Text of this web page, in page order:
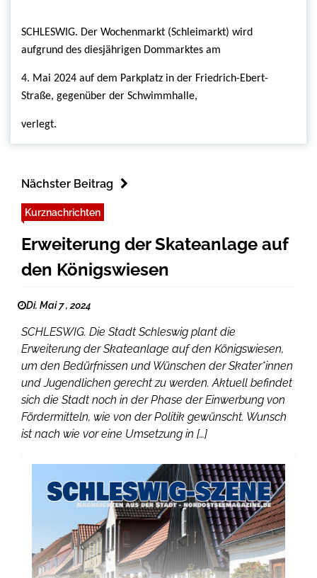
SCHLESWIG. Der Wochenmarkt (Schleimarkt) wird
aufgrund des diesjährigen Dommarktes am
4. Mai 2024 auf dem Parkplatz in der Friedrich-Ebert-
Straße, gegenüber der Schwimmhalle,
verlegt.
Nächster Beitrag
Kurznachrichten
Erweiterung der Skateanlage auf
den Königswiesen
Di. Mai 7 , 2024
SCHLESWIG. Die Stadt Schleswig plant die
Erweiterung der Skateanlage auf den Königswiesen,
um den Bedürfnissen und Wünschen der Skater*innen
und Jugendlichen gerecht zu werden. Aktuell befindet
sich die Stadt noch in der Phase der Einwerbung von
Fördermitteln, wie von der Politik gewünscht. Wunsch
ist nach wie vor eine Umsetzung in […]